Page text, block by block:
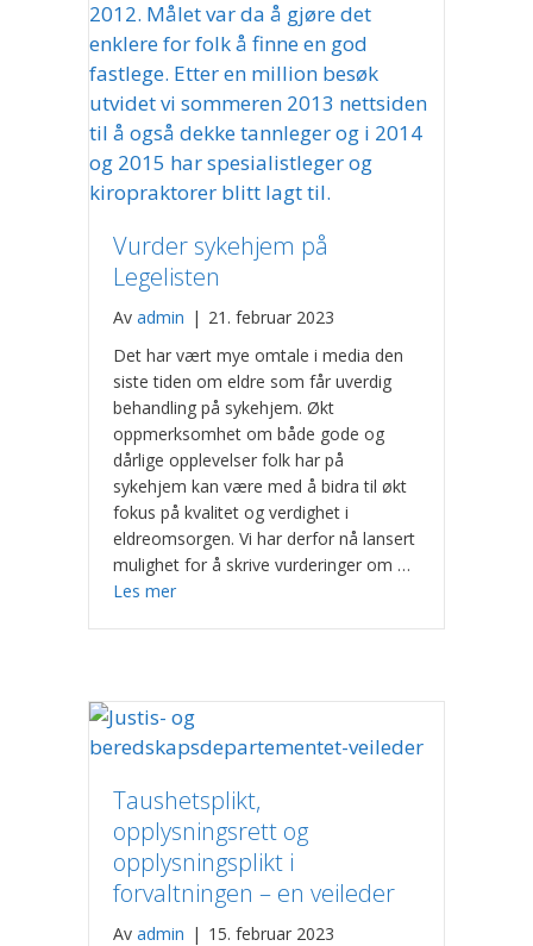
Vurder sykehjem på
Legelisten
Av admin | 21. februar 2023
Det har vært mye omtale i media den
siste tiden om eldre som får uverdig
behandling på sykehjem. Økt
oppmerksomhet om både gode og
dårlige opplevelser folk har på
sykehjem kan være med å bidra til økt
fokus på kvalitet og verdighet i
eldreomsorgen. Vi har derfor nå lansert
mulighet for å skrive vurderinger om …
Les mer
Taushetsplikt,
opplysningsrett og
opplysningsplikt i
forvaltningen – en veileder
Av admin | 15. februar 2023